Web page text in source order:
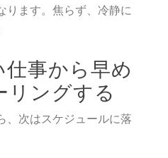
ります。焦らず、冷静に
事から早め
リングする
、次はスケジュールに落